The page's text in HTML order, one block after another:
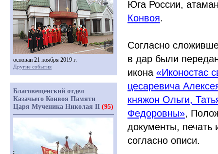
Юга России,
Конвоя.
Согласно
в дар были
икона «Иконостас
цесаревича
княжон Ольги,
Федоровны»,
документы, печать
согласно описи.
основан 21 ноября 2019 г.
Другие события
Благовещенский отдел
Казачьего Конвоя Памяти
Царя Мученика Николая II (95)